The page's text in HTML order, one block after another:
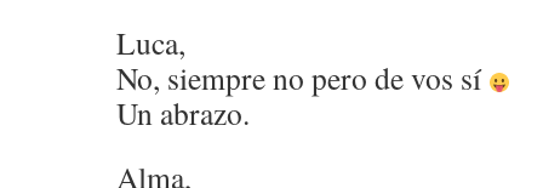
Luca,
No, siempre no pero de vos sí
Un abrazo.
Alma,